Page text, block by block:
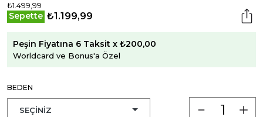
₺1.499,99
Sepette ₺1.199,99
Peşin Fiyatına 6 Taksit x ₺200,00
Worldcard ve Bonus'a Özel
BEDEN